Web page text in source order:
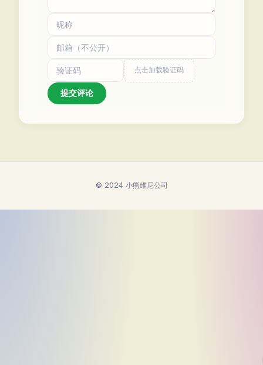
点击加载验证码
提交评论
© 2024 小熊维尼公司